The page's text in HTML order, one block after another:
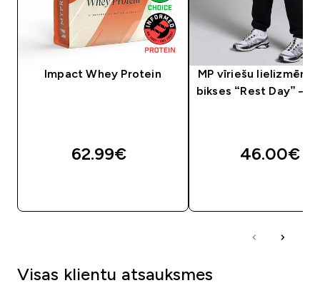
Impact Whey Protein
62.99€‎
MP vīriešu lielizmēra
bikses “Rest Day” —
46.00€‎
Visas klientu atsauksmes